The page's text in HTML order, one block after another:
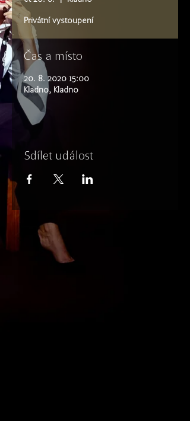
Privátní vystoupení
Čas a místo
20. 8. 2020 15:00
Kladno, Kladno
Sdílet událost